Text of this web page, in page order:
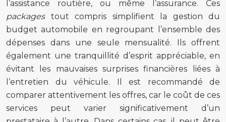
l’assistance routière, ou même l’assurance. Ces
packages tout compris simplifient la gestion du
budget automobile en regroupant l’ensemble des
dépenses dans une seule mensualité. Ils offrent
également une tranquillité d’esprit appréciable, en
évitant les mauvaises surprises financières liées à
l’entretien du véhicule. Il est recommandé de
comparer attentivement les offres, car le coût de ces
services peut varier significativement d’un